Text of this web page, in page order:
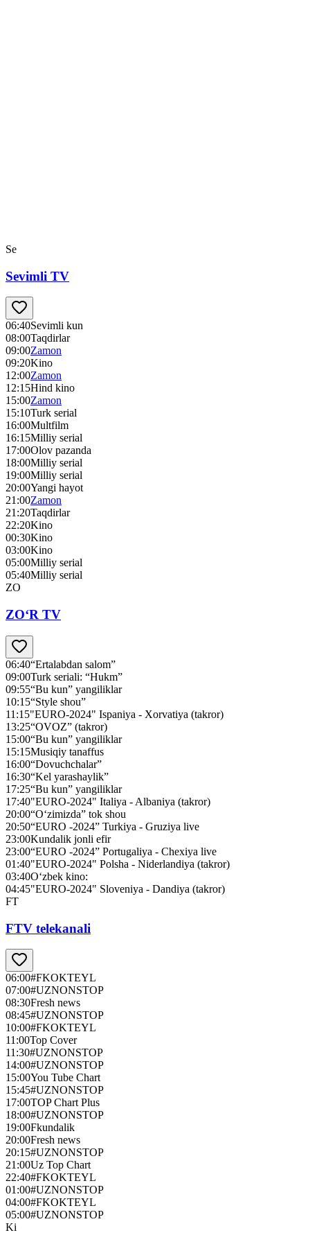
Se
Sevimli TV
06:40Sevimli kun
08:00Taqdirlar
09:00Zamon
09:20Kino
12:00Zamon
12:15Hind kino
15:00Zamon
15:10Turk serial
16:00Multfilm
16:15Milliy serial
17:00Olov pazanda
18:00Milliy serial
19:00Milliy serial
20:00Yangi hayot
21:00Zamon
21:20Taqdirlar
22:20Kino
00:30Kino
03:00Kino
05:00Milliy serial
05:40Milliy serial
ZO
ZO‘R TV
06:40“Ertalabdan salom”
09:00Turk seriali: “Hukm”
09:55“Bu kun” yangiliklar
10:15“Style shou”
11:15"EURO-2024" Ispaniya - Xorvatiya (takror)
13:25“OVOZ” (takror)
15:00“Bu kun” yangiliklar
15:15Musiqiy tanaffus
16:00“Dovuchchalar”
16:30“Kel yarashaylik”
17:25“Bu kun” yangiliklar
17:40"EURO-2024" Italiya - Albaniya (takror)
20:00“O‘zimizda” tok shou
20:50“EURO -2024” Turkiya - Gruziya live
23:00Kundalik jonli efir
23:00“EURO -2024” Portugaliya - Chexiya live
01:40"EURO-2024" Polsha - Niderlandiya (takror)
03:40O‘zbek kino:
04:45"EURO-2024" Sloveniya - Dandiya (takror)
FT
FTV telekanali
06:00#FKOKTEYL
07:00#UZNONSTOP
08:30Fresh news
08:45#UZNONSTOP
10:00#FKOKTEYL
11:00Top Cover
11:30#UZNONSTOP
14:00#UZNONSTOP
15:00You Tube Chart
15:45#UZNONSTOP
17:00TOP Chart Plus
18:00#UZNONSTOP
19:00Fkundalik
20:00Fresh news
20:15#UZNONSTOP
21:00Uz Top Chart
22:40#FKOKTEYL
01:00#UZNONSTOP
04:00#FKOKTEYL
05:00#UZNONSTOP
Ki